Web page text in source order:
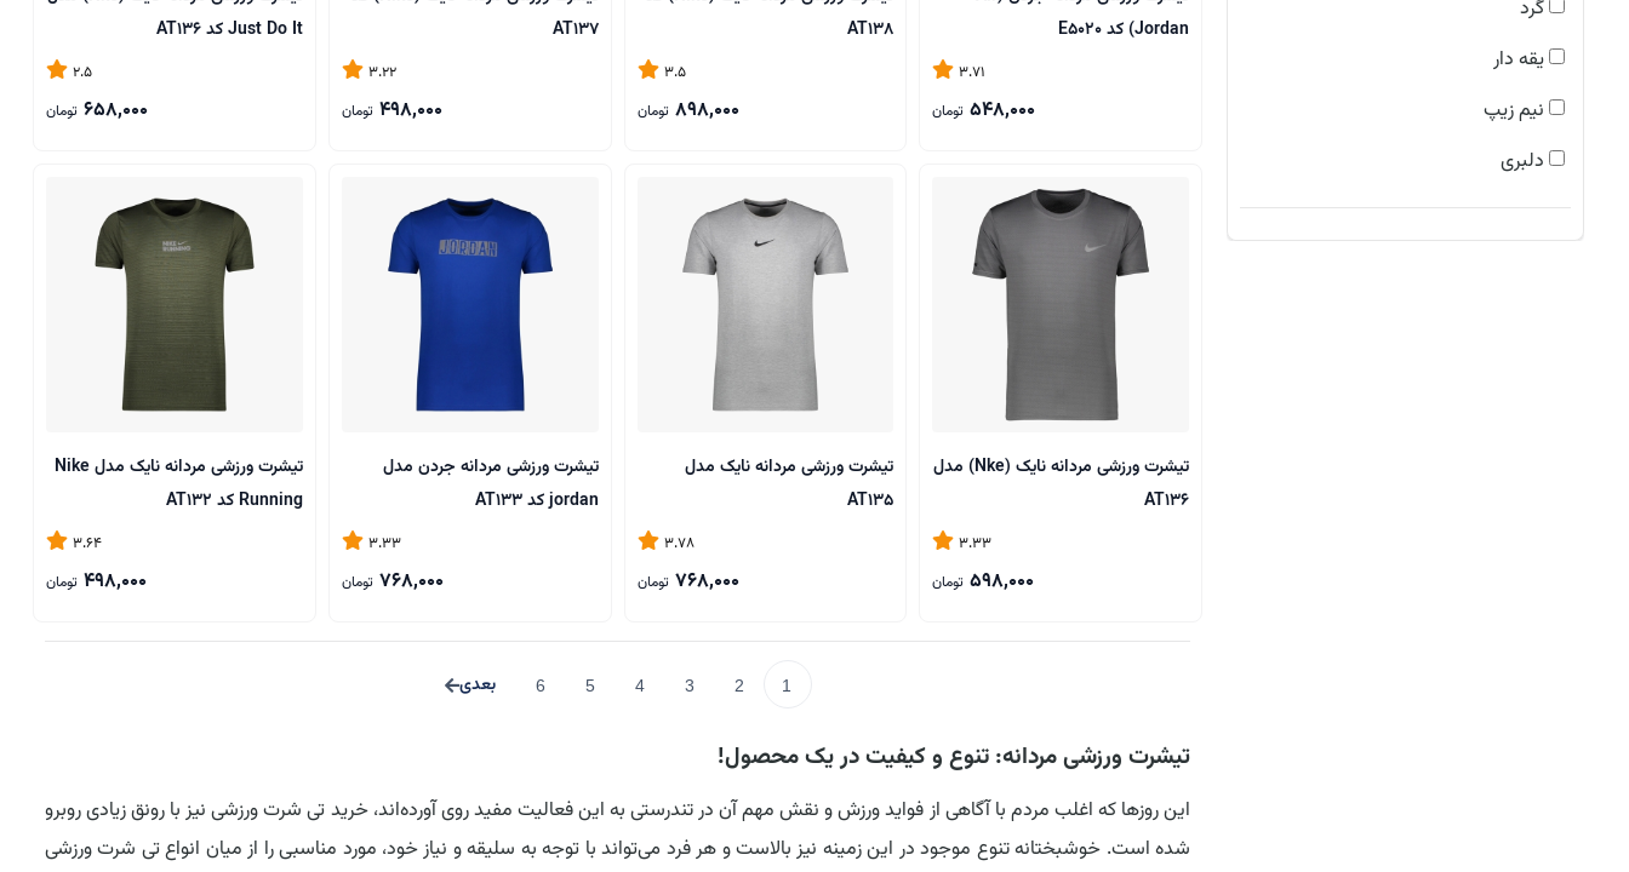
گرد
یقه دار
نیم زیپ
دلبری
Jordan) کد E5020
3.71
548,000 تومان
AT138
3.5
898,000 تومان
AT137
3.22
498,000 تومان
Just Do It کد AT136
2.5
658,000 تومان
تیشرت ورزشی مردانه نایک (Nke) مدل
AT136
3.33
598,000 تومان
تیشرت ورزشی مردانه نایک مدل
AT135
3.78
768,000 تومان
تیشرت ورزشی مردانه جردن مدل
jordan کد AT133
3.33
768,000 تومان
تیشرت ورزشی مردانه نایک مدل Nike
Running کد AT132
3.64
498,000 تومان
1
2
3
4
5
6
تیشرت ورزشی مردانه: تنوع و کیفیت در یک محصول!
این روزها که اغلب مردم با آگاهی از فواید ورزش و نقش مهم آن در تندرستی به این فعالیت مفید روی آورده‌اند، خرید تی شرت ورزشی نیز با رونق زیادی روبرو
شده است. خوشبختانه تنوع موجود در این زمینه نیز بالاست و هر فرد می‌تواند با توجه به سلیقه و نیاز خود، مورد مناسبی را از میان انواع تی شرت ورزشی